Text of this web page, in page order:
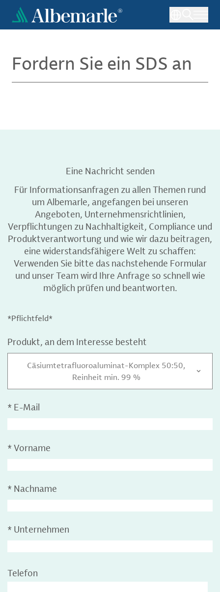
Direkt
zum
Inhalt
Fordern Sie ein SDS an
Eine Nachricht senden
Für Informationsanfragen zu allen Themen rund
um Albemarle, angefangen bei unseren
Angeboten, Unternehmensrichtlinien,
Verpflichtungen zu Nachhaltigkeit, Compliance und
Produktverantwortung und wie wir dazu beitragen,
eine widerstandsfähigere Welt zu schaffen:
Verwenden Sie bitte das nachstehende Formular
und unser Team wird Ihre Anfrage so schnell wie
möglich prüfen und beantworten.
*Pflichtfeld*
Produkt, an dem Interesse besteht
Cäsiumtetrafluoroaluminat-Komplex 50:50,
Reinheit min. 99 %
* E-Mail
* Vorname
* Nachname
* Unternehmen
Telefon